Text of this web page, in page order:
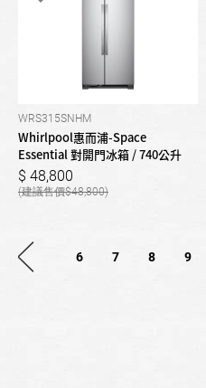
WRS315SNHM
Whirlpool惠而浦-Space
Essential 對開門冰箱 / 740公升
48,800
48,800
6 7 8 9